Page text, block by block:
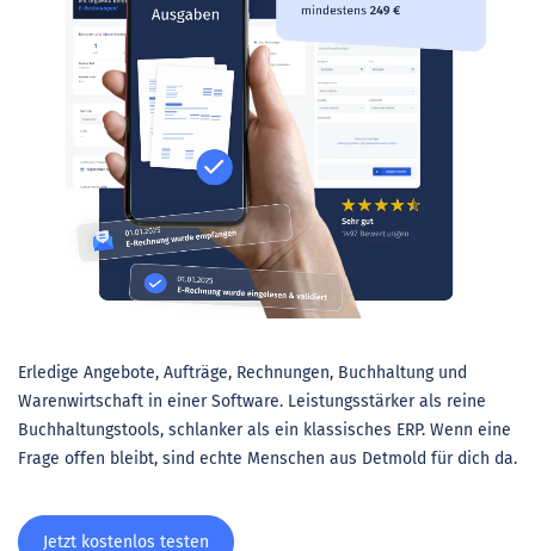
Erledige Angebote, Aufträge, Rechnungen, Buchhaltung und
Warenwirtschaft in einer Software. Leistungsstärker als reine
Buchhaltungstools, schlanker als ein klassisches ERP. Wenn eine
Frage offen bleibt, sind echte Menschen aus Detmold für dich da.
Jetzt kostenlos testen